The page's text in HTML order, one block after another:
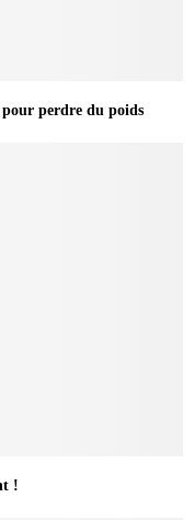
perdre du poids
!